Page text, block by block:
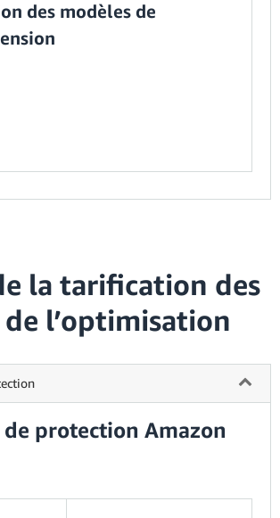
des modèles de
la tarification des
l’optimisation
de protection Amazon